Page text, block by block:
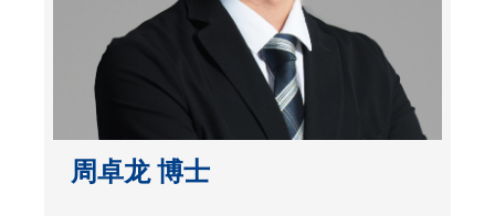
周卓龙 博士